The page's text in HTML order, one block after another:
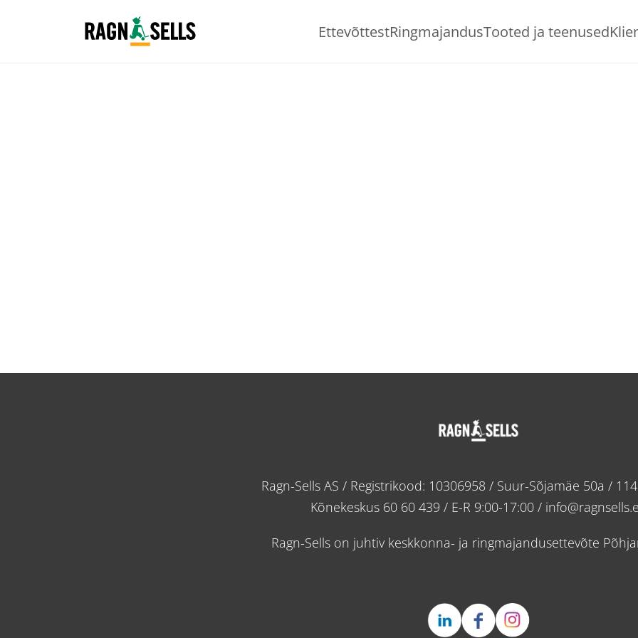
EttevõttestRingmajandusTooted ja teenused
Ragn-Sells AS / Registrikood: 10306958 / Suur-Sõjamäe 50a /
Kõnekeskus 60 60 439 / E-R 9:00-17:00 /
Ragn-Sells on juhtiv keskkonna- ja ringmajandusettevõte